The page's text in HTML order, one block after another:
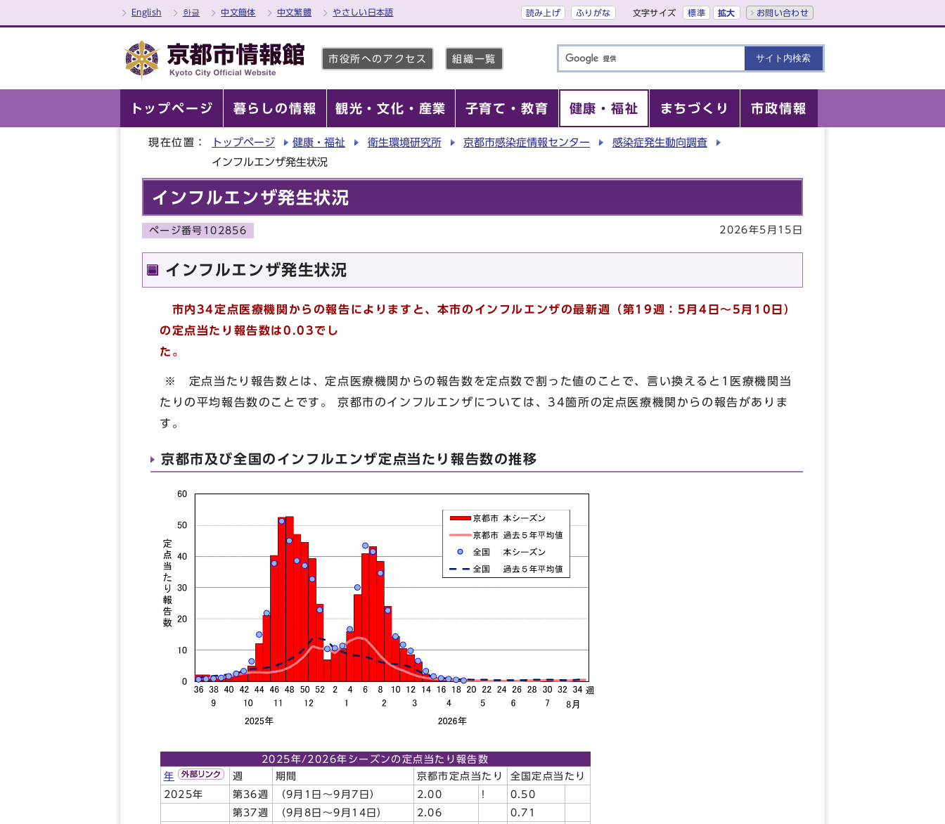
English 한글 中文簡体 中文繁體 やさしい日本語 読み上げ ふりがな 文字サイズ 標準 拡大 お問い合わせ
市役所へのアクセス 組織一覧
トップページ 暮らしの情報 観光・文化・産業 子育て・教育 健康・福祉 まちづくり 市政情報
現在位置： トップページ 健康・福祉 衛生環境研究所 京都市感染症情報センター
感染症発生動向調査
インフルエンザ発生状況
インフルエンザ発生状況
ページ番号102856 2026年5月15日
インフルエンザ発生状況
市内34定点医療機関からの報告によりますと、本市のインフルエンザの最新週（第19週 ：5月4日～5月10 日）
の定点当たり報告数は0.03でし
た。
※ 定点当たり報告数とは、定点医療機関からの報告数を定点数で割った値のことで、言い換えると1医療機関当
たりの平均報告数のことです。 京都市のインフルエンザについては、34箇所の定点医療機関からの報告がありま
す。
京都市及び全国のインフルエンザ定点当たり報告数の推移
2025年/2026年シーズンの定点当たり報告数
年
週 期間 京都市定点当たり
全国定点当たり
2025年
第36週 （9月1日～9月7日） 2.00 !
0.50
第37週
（9月8日～9月14日） 2.06
0.71